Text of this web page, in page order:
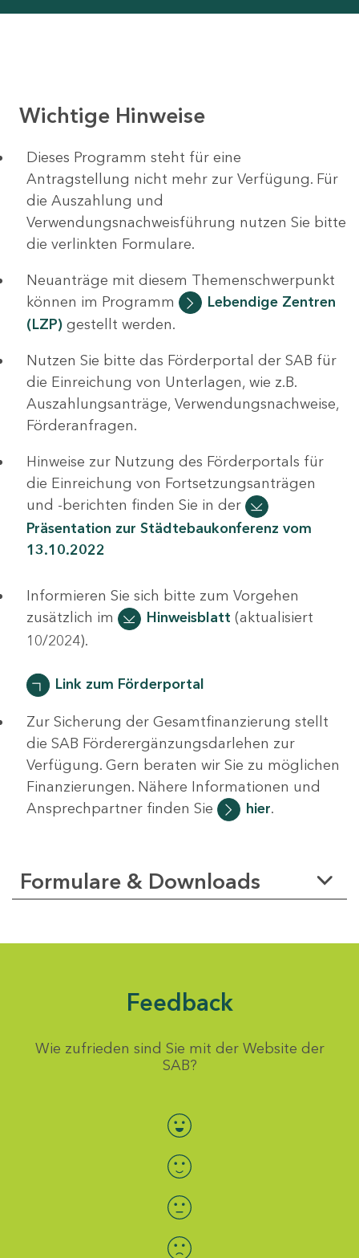
Wichtige Hinweise
Dieses Programm steht für eine
Antragstellung nicht mehr zur Verfügung. Für
die Auszahlung und
Verwendungsnachweisführung nutzen Sie bitte
die verlinkten Formulare.
Neuanträge mit diesem Themenschwerpunkt
können im Programm
Lebendige Zentren
(LZP) gestellt werden.
Nutzen Sie bitte das Förderportal der SAB für
die Einreichung von Unterlagen, wie z.B.
Auszahlungsanträge, Verwendungsnachweise,
Förderanfragen.
Hinweise zur Nutzung des Förderportals für
die Einreichung von Fortsetzungsanträgen
und -berichten finden Sie in der
Präsentation zur Städtebaukonferenz vom
13.10.2022
Informieren Sie sich bitte zum Vorgehen
zusätzlich im
Hinweisblatt (aktualisiert
10/2024).
Link zum Förderportal
Zur Sicherung der Gesamtfinanzierung stellt
die SAB Förderergänzungsdarlehen zur
Verfügung. Gern beraten wir Sie zu möglichen
Finanzierungen. Nähere Informationen und
Ansprechpartner finden Sie
hier.
Formulare & Downloads
Feedback
Wie zufrieden sind Sie mit der Website der
SAB?
Bewertung auswählen